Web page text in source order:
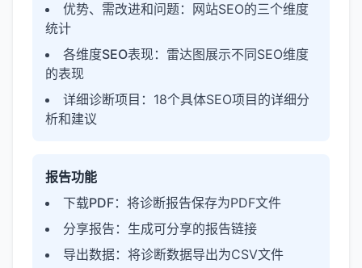
优势、需改进和问题：网站SEO的三个维度
统计
各维度SEO表现：雷达图展示不同SEO维度
的表现
详细诊断项目 ：18个具体SEO项目的详细分
析和建议
报告功能
下载PDF：将诊断报告保存为PDF文件
分享报告 ：生成可分享的报告链接
导出数据：将诊断数据导出为CSV文件